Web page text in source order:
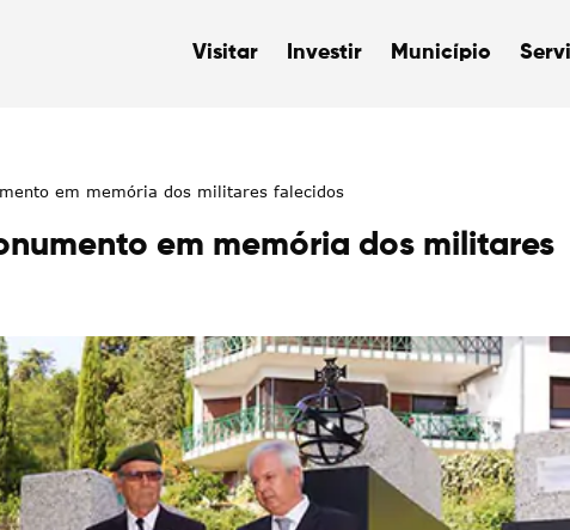
Visitar Investir Município
em memória dos militares falecidos
em memória dos militares